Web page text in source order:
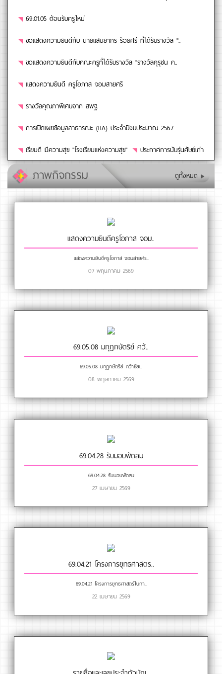
69.01.05 ต้อนรับครูใหม่
ขอแสดงความยินดีกับ นายแสนยากร ร้อยศรี ที่ได้รับรางวัล "..
ขอแสดงความยินดีกับคณะครูที่ได้รับรางวัล "รางวัลคุรุชน ค..
แสดงความยินดี ครูโอภาส จอมสายศรี
รางวัลคุณภาพิเศษจาก สพฐ.
การเปิดเผยข้อมูลสาธารณะ (ITA) ประจำปีงบประมาณ 2567
เรียนดี มีความสุข "โรงเรียนแห่งความสุข"
ประกาศการนับรุ่นศัษย์เก่า
ภาพกิจกรรม ดูทั้งหมด
แสดงความยินดีครูโอภาส จอม..
แสดงความยินดีครูโอภาส จอมสายศร..
07 พฤษภาคม 2569
69.05.08 มกุฏกษัตริย์ คว้..
69.05.08 มกุฏกษัตริย์ คว้าชัยเ..
08 พฤษภาคม 2569
69.04.28 รับมอบพัดลม
69.04.28 รับมอบพัดลม
27 เมษายน 2569
69.04.21 โครงการยุทธศาสตร..
69.04.21 โครงการยุทธศาสตร์ในกา..
22 เมษายน 2569